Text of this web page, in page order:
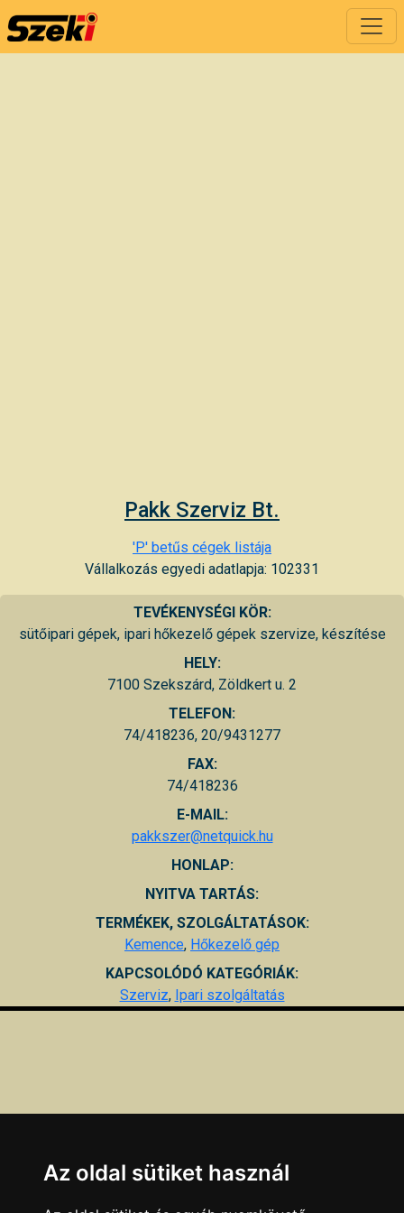
Pakk Szerviz Bt.
'P' betűs cégek listája
Vállalkozás egyedi adatlapja: 102331
TEVÉKENYSÉGI KÖR:
sütőipari gépek, ipari hőkezelő gépek szervize, készítése
HELY:
7100 Szekszárd, Zöldkert u. 2
TELEFON:
74/418236, 20/9431277
FAX:
74/418236
E-MAIL:
pakkszer@netquick.hu
HONLAP:
NYITVA TARTÁS:
TERMÉKEK, SZOLGÁLTATÁSOK:
Kemence, Hőkezelő gép
KAPCSOLÓDÓ KATEGÓRIÁK:
Szerviz, Ipari szolgáltatás
Az oldal sütiket használ